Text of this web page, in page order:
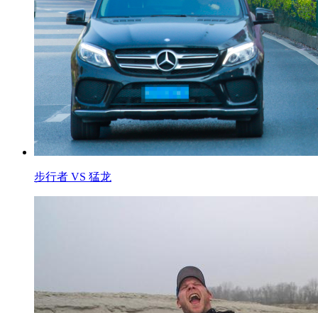
步行者 VS 猛龙